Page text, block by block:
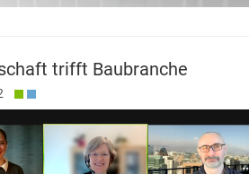
trifft Baubranche